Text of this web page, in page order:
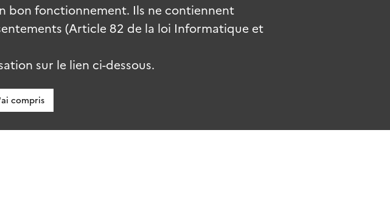
bon fonctionnement. Ils ne contiennent
(Article 82 de la loi Informatique et
sur le lien ci-dessous.
compris